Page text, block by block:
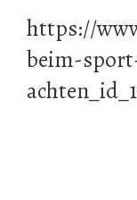
https://
beim-